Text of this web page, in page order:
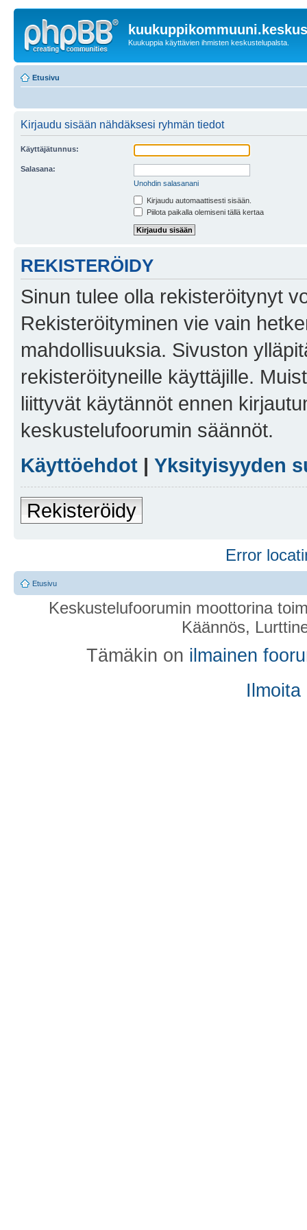
Kuukuppia käyttävien ihmisten keskustelupalsta.
Etusivu
Kirjaudu sisään nähdäksesi ryhmän tiedot
Käyttäjätunnus:
Salasana:
Unohdin salasanani
Kirjaudu automaattisesti sisään.
Piilota paikalla olemiseni tällä kertaa
REKISTERÖIDY
Sinun tulee olla rekisteröitynyt
Rekisteröityminen vie vain
mahdollisuuksia. Sivuston
rekisteröityneille käyttäjille.
liittyvät käytännöt ennen
keskustelufoorumin säännöt.
Käyttöehdot | Yksityisyyden
Rekisteröidy
Error
Etusivu
Keskustelufoorumin moottorina
Käännös,
Tämäkin on ilmainen